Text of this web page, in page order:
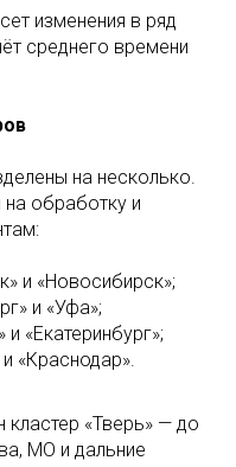
изменения в ряд
среднего времени
на несколько.
обработку и
и «Новосибирск»;
и «Уфа»;
«Екатеринбург»;
«Краснодар».
«Тверь» — до
МО и дальние